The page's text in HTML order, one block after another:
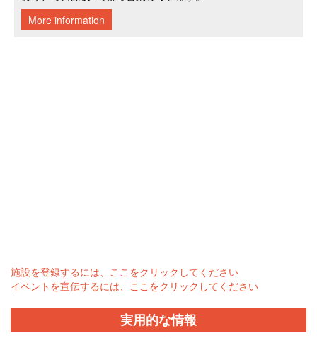
施設を登録するには、ここをクリックしてください
イベントを宣伝するには、ここをクリックしてください
実用的な情報